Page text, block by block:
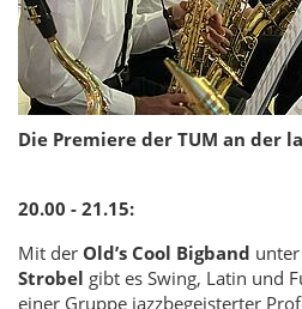
Die Premiere der TUM an der
20.00 - 21.15:
Mit der Old’s Cool Bigband
Strobel gibt es Swing, Latin und
einer Gruppe jazzbegeisterter